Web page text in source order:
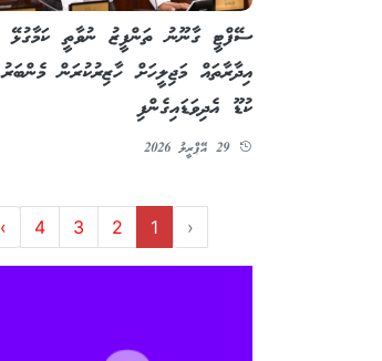
ސޭފްޓީ ގާނޫނު ތަންފީޒު ނުވާތީ ކަމާގުޅޭ
އިދާރާތައް މަޖިލީހަށް ހާޒިރުކުރަން މެންބަރު
ކުޑޫ އެދިވަޑައިގެންފި
29 އޭޕްރީލު 2026
‹
1
2
3
4
›